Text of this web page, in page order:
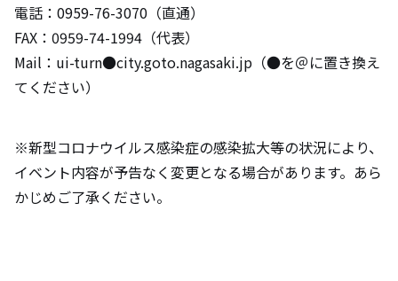
電話：0959-76-3070（直通）
FAX：0959-74-1994（代表）
Mail：ui-turn●city.goto.nagasaki.jp（●を＠に置き換え
てください）
※新型コロナウイルス感染症の感染拡大等の状況により、
イベント内容が予告なく変更となる場合があります。あら
かじめご了承ください。